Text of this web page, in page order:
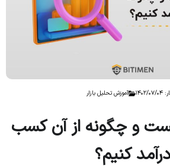
04 آموزش تحلیل بازار
و چگونه از آن کسب
درآمد کنیم؟